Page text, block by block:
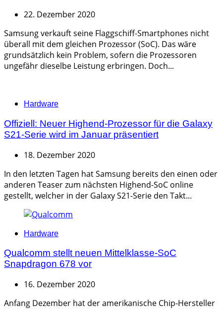
22. Dezember 2020
Samsung verkauft seine Flaggschiff-Smartphones nicht
überall mit dem gleichen Prozessor (SoC). Das wäre
grundsätzlich kein Problem, sofern die Prozessoren
ungefähr dieselbe Leistung erbringen. Doch...
Categories
Hardware
Offiziell: Neuer Highend-Prozessor für die Galaxy
S21-Serie wird im Januar präsentiert
18. Dezember 2020
In den letzten Tagen hat Samsung bereits den einen oder
anderen Teaser zum nächsten Highend-SoC online
gestellt, welcher in der Galaxy S21-Serie den Takt...
Categories
Hardware
Qualcomm stellt neuen Mittelklasse-SoC
Snapdragon 678 vor
16. Dezember 2020
Anfang Dezember hat der amerikanische Chip-Hersteller